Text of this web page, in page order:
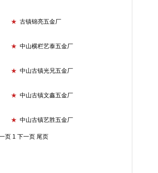
★ 古镇锦亮五金厂
★ 中山横栏艺泰五金厂
★ 中山古镇光兄五金厂
★ 中山古镇文鑫五金厂
★ 中山古镇艺胜五金厂
页 1 下一页 尾页